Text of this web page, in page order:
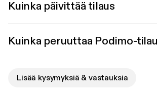
Kuinka päivittää tilaus
Kuinka peruuttaa Podimo-
Lisää kysymyksiä & vastauksia